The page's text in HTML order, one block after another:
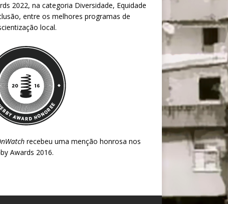
2022, na categoria Diversidade, Equidade
entre os melhores programas de
local.
recebeu uma menção honrosa nos
Awards 2016.